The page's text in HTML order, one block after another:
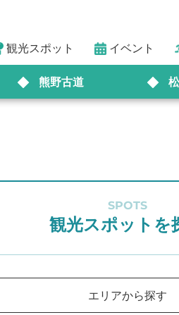
観光スポット イベント
熊野古道
SPOTS
観光スポットを
エリアから探す